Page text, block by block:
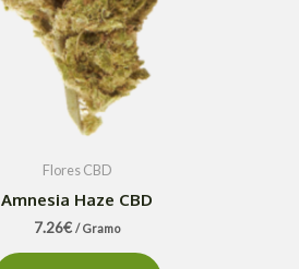
Flores CBD
Amnesia Haze CBD
7.26€ / Gramo